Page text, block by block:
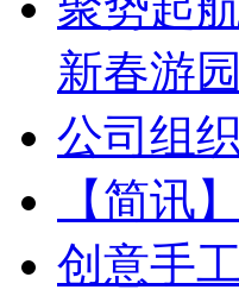
新春游
公司组
【简讯
创意手